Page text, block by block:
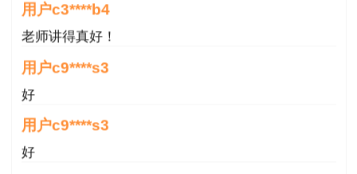
考察章节：第4-5章
建筑施工
考察章节：
用户c3****b4
老师讲得真好！
用户c9****s3
好
用户c9****s3
好